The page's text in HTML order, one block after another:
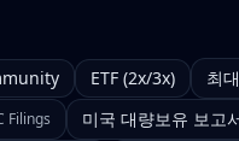
ETF (2x/3x) 최
Filings 미국 대량보유 보고